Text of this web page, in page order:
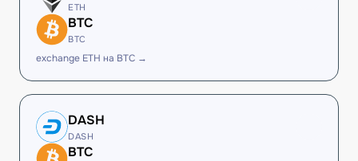
ETH
BTC
BTC
exchange ETH на BTC →
DASH
DASH
BTC